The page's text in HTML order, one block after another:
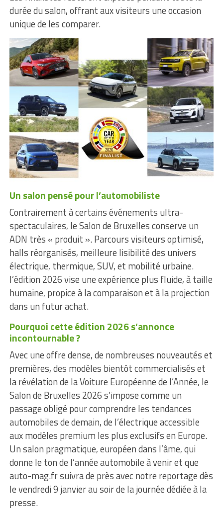
durée du salon, offrant aux visiteurs une occasion
unique de les comparer.
Un salon pensé pour l’automobiliste
Contrairement à certains événements ultra-
spectaculaires, le Salon de Bruxelles conserve un
ADN très « produit ». Parcours visiteurs optimisé,
halls réorganisés, meilleure lisibilité des univers
électrique, thermique, SUV, et mobilité urbaine.
l’édition 2026 vise une expérience plus fluide, à taille
humaine, propice à la comparaison et à la projection
dans un futur achat.
Pourquoi cette édition 2026 s’annonce
incontournable ?
Avec une offre dense, de nombreuses nouveautés et
premières, des modèles bientôt commercialisés et
la révélation de la Voiture Européenne de l’Année, le
Salon de Bruxelles 2026 s’impose comme un
passage obligé pour comprendre les tendances
automobiles de demain, de l’électrique accessible
aux modèles premium les plus exclusifs en Europe.
Un salon pragmatique, européen dans l’âme, qui
donne le ton de l’année automobile à venir et que
auto-mag.fr suivra de près avec notre reportage dès
le vendredi 9 janvier au soir de la journée dédiée à la
presse.